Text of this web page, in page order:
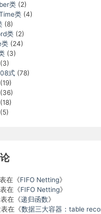
类(2)
类(4)
(8)
类(2)
类(24)
(3)
式(78)
(36)
在《FIFO Netting》
在《FIFO Netting》
在《递归函数》
在《数据三大容器：table